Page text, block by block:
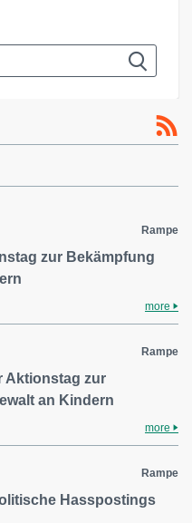
Rampe
zur Bekämpfung
more
Rampe
Aktionstag zur
an Kindern
more
Rampe
Hasspostings